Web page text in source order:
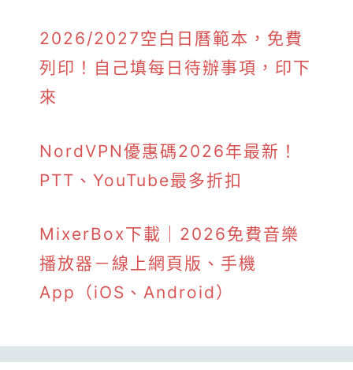
2026/2027空白日曆範本，免費
列印！自己填每日待辦事項，印下
來
NordVPN優惠碼2026年最新！
PTT、YouTube最多折扣
MixerBox下載｜2026免費音樂
播放器－線上網頁版、手機
App（iOS、Android）